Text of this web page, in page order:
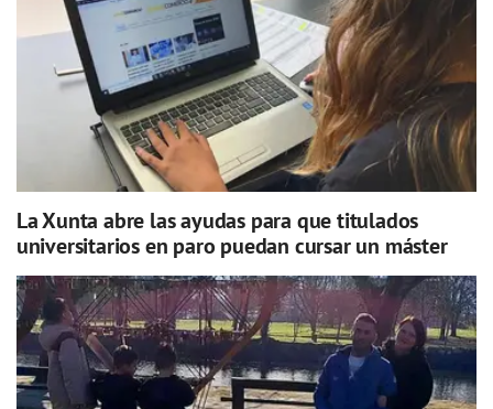
La Xunta abre las ayudas para que titulados
universitarios en paro puedan cursar un máster